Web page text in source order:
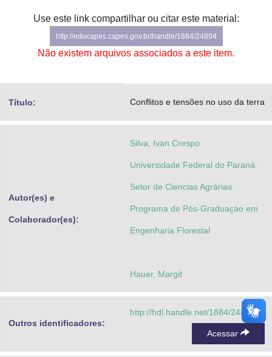
Advocacia-Geral da União
Use este link compartilhar ou citar este material:
http://educapes.capes.gov.br/handle/1884/24894
Não existem arquivos associados a este item.
Título: Conflitos e tensões no uso da terra
Autor(es) e
Colaborador(es):
Silva, Ivan Crespo
Universidade Federal do Paraná.
Setor de Ciencias Agrárias.
Programa de Pós-Graduaçao em
Engenharia Florestal
Hauer, Margit
Outros identificadores:
http://hdl.handle.net/1884/24894
Acessar